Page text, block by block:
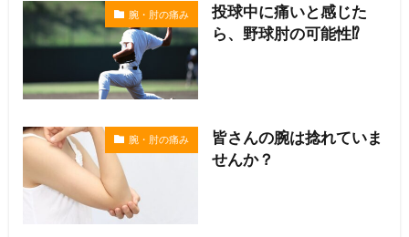
腕・肘の痛み
投球中に痛いと感じた
ら、野球肘の可能性⁉
腕・肘の痛み
皆さんの腕は捻れていま
せんか？